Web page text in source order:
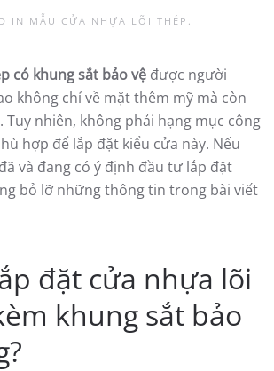
IN MẪU CỬA NHỰA LÕI THÉP
có khung sắt bảo vệ được người
không chỉ về mặt thêm mỹ mà còn
Tuy nhiên, không phải hạng mục công
hợp để lắp đặt kiểu cửa này. Nếu
và đang có ý định đầu tư lắp đặt
bỏ lỡ những thông tin trong bài viết
đặt cửa nhựa lõi
khung sắt bảo